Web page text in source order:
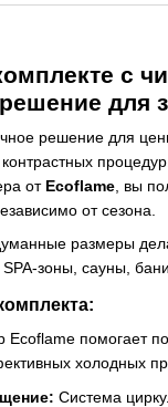
с
для
решение для
от Ecoflame , вы
от сезона.
размеры
зоны, сауны,
Ecoflame помогает
холодных
Система